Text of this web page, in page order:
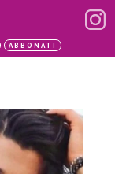
ABBONATI